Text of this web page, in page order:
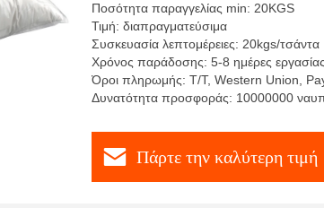
Ποσότητα παραγγελίας min: 20KGS
Τιμή: διαπραγματεύσιμα
Συσκευασία λεπτομέρειες: 20kgs/τσάντα
Χρόνος παράδοσης: 5-8 ημέρες εργασίας
Όροι πληρωμής: T/T, Western Union,
Δυνατότητα προσφοράς: 10000000
Πάρτε την καλύτερη τιμή